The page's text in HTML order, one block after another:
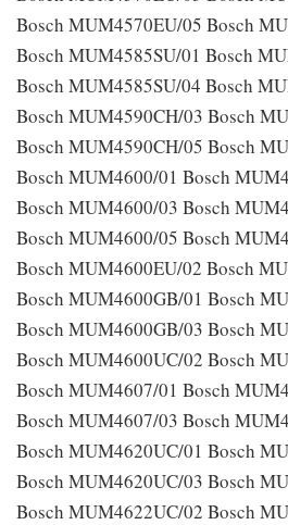
Bosch MUM4570EU/05 Bosch
Bosch MUM4585SU/01 Bosch
Bosch MUM4585SU/04 Bosch
Bosch MUM4590CH/03 Bosch
Bosch MUM4590CH/05 Bosch
Bosch MUM4600/01 Bosch
Bosch MUM4600/03 Bosch
Bosch MUM4600/05 Bosch
Bosch MUM4600EU/02 Bosch
Bosch MUM4600GB/01 Bosch
Bosch MUM4600GB/03 Bosch
Bosch MUM4600UC/02 Bosch
Bosch MUM4607/01 Bosch
Bosch MUM4607/03 Bosch
Bosch MUM4620UC/01 Bosch
Bosch MUM4620UC/03 Bosch
Bosch MUM4622UC/02 Bosch